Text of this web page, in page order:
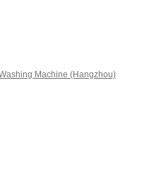
Machine (Hangzhou)